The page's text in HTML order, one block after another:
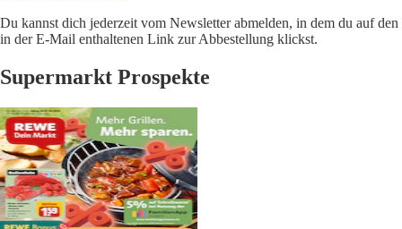
Du kannst dich jederzeit vom Newsletter abmelden, in dem du auf den
in der E-Mail enthaltenen Link zur Abbestellung klickst.
Supermarkt Prospekte